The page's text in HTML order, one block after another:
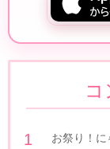
お祭り！に